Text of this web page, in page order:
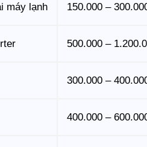
máy lạnh 150.000 –
500.000 –
300.000 –
400.000 –